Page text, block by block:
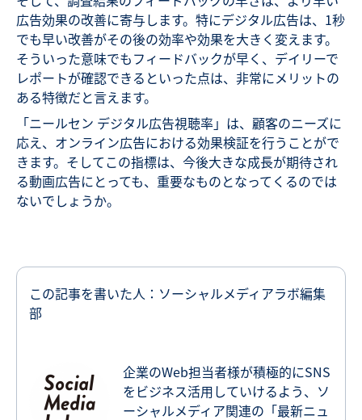
広告効果の改善に寄与します。特にデジタル広告は、1秒
でも早い改善がその後の効率や効果を大きく変えます。
そういった意味でもフィードバックが早く、デイリーで
レポートが確認できるといった点は、非常にメリットの
ある特徴だと言えます。
「ニールセン デジタル広告視聴率」は、顧客のニーズに
応え、オンライン広告における効果検証を行うことがで
きます。そしてこの指標は、今後大きな成長が期待され
る動画広告にとっても、重要なものとなってくるのでは
ないでしょうか。
この記事を書いた人：ソーシャルメディアラボ編集
部
企業のWeb担当者様が積極的にSNS
をビジネス活用していけるよう、ソ
ーシャルメディア関連の「最新ニュ